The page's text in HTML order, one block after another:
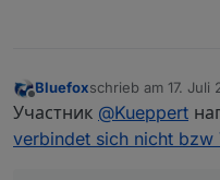
Bluefoxschrieb am 17. Juli
zuletzt editiert von
Участник @Kueppert
verbindet sich nicht